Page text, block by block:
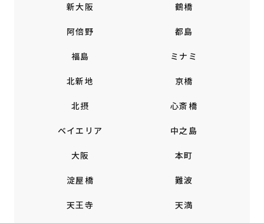
新大阪 鶴橋
阿倍野 都島
福島 ミナミ
北新地 京橋
北摂 心斎橋
ベイエリア 中之島
大阪 本町
淀屋橋 難波
天王寺 天満